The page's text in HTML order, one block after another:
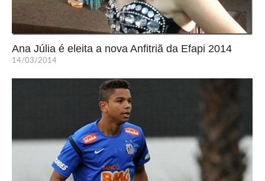
Ana Júlia é eleita a nova Anfitriã da Efapi 2014
14/03/2014